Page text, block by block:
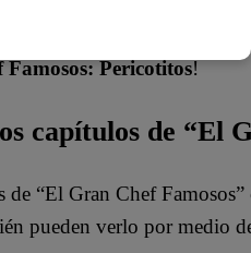
Pericotitos!
capítulos de “El
“El Gran Chef
pueden verlo por medio